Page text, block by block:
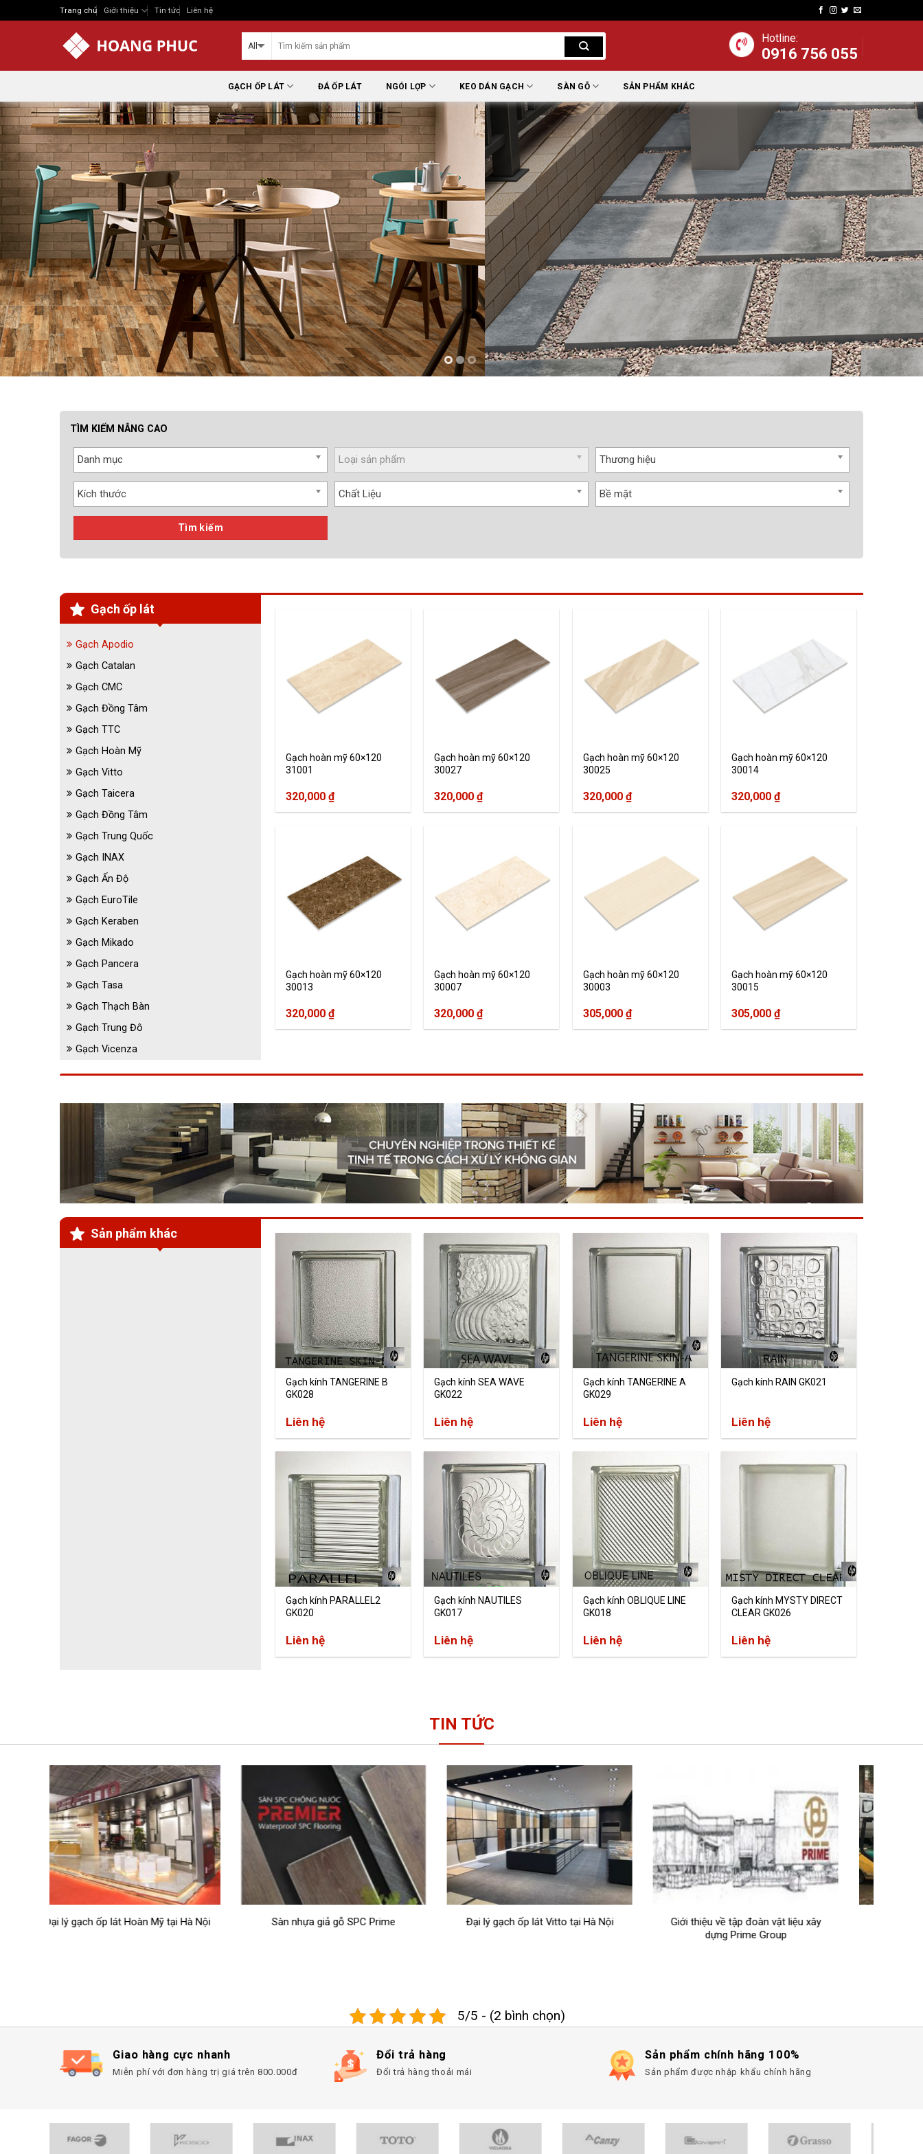
to
Trang chủ Giới thiệu Tin tức Liên hệ
Hotline:
0916 756 055
GẠCH ỐP LÁT ĐÁ ỐP LÁT NGÓI LỢP KEO DÁN GẠCH SÀN GỖ SẢN PHẨM KHÁC
TÌM KIẾM NÂNG CAO
Danh mục Loại sản phẩm Thương hiệu
Kích thước Chất Liệu Bề mặt
Tìm kiếm
Gạch ốp lát
Gạch Apodio
Gạch Catalan
Gạch CMC
Gạch Đồng Tâm
Gạch TTC
Gạch Hoàn Mỹ
Gạch Vitto
Gạch Taicera
Gạch Đồng Tâm
Gạch Trung Quốc
Gạch INAX
Gạch Ấn Độ
Gạch EuroTile
Gạch Keraben
Gạch Mikado
Gạch Pancera
Gạch Tasa
Gạch Thạch Bàn
Gạch Trung Đô
Gạch Vicenza
Gạch hoàn mỹ 60×120
31001
320,000 ₫
Gạch hoàn mỹ 60×120
30027
320,000₫
Gạch hoàn mỹ 60×120
30025
320,000 ₫
Gạch hoàn mỹ 60×120
30014
320,000₫
Gạch hoàn mỹ 60×120
30013
320,000 ₫
Gạch hoàn mỹ 60×120
30007
320,000₫
Gạch hoàn mỹ 60×120
30003
305,000 ₫
Gạch hoàn mỹ 60×120
30015
305,000₫
Sản phẩm khác
Gạch kính TANGERINE B
GK028
Liên hệ
Gạch kính SEA WAVE
GK022
Liên hệ
Gạch kính TANGERINE A
GK029
Liên hệ
Gạch kính RAIN GK021
Liên hệ
Gạch kính PARALLEL2
GK020
Liên hệ
Gạch kính NAUTILES
GK017
Liên hệ
Gạch kính OBLIQUE LINE
GK018
Liên hệ
Gạch kính MYSTY DIRECT
CLEAR GK026
Liên hệ
TIN TỨC
Sàn nhựa giả gỗ SPC Prime Đại lý gạch ốp lát Vitto tại Hà Nội
Giới thiệu về tập đoàn vật liệu xây
Các mẫu gạch lát nền Prime 60×60
cm đẹp trong năm 2023
5/5 - (2 bình chọn)
Giao hàng cực nhanh
Miễn phí với đơn hàng trị giá trên 800.000đ
Đổi trả hàng
Đổi trả hàng thoải mái
Sản phẩm chính hãng 100%
Sản phẩm được nhập khẩu chính hãng